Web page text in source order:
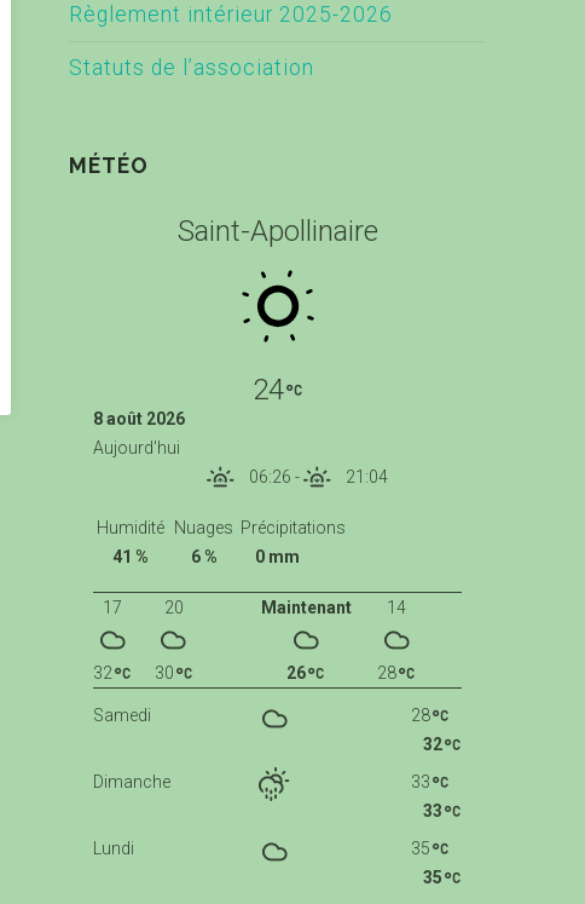
Règlement intérieur 2025-2026
Statuts de l’association
MÉTÉO
Saint-Apollinaire
24
8 août 2026
Aujourd'hui
06:26 - 21:04
Humidité
41 %
Nuages
6 %
Précipitations
0 mm
Maintenant
26
14
28
17
32
20
30
Samedi
28
32
Dimanche
33
33
Lundi
35
35